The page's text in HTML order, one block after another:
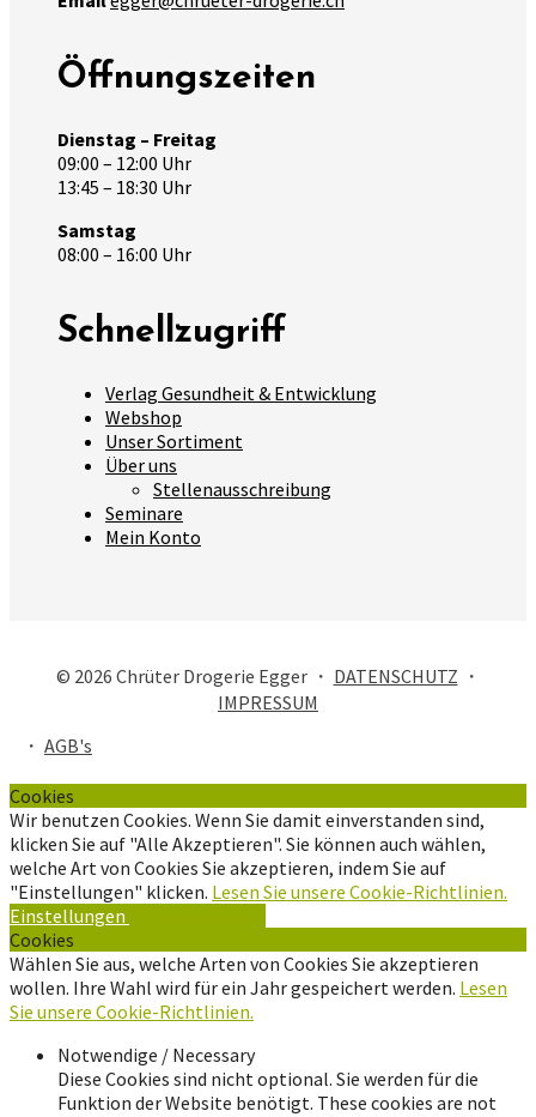
Öffnungszeiten
Dienstag – Freitag
09:00 – 12:00 Uhr
13:45 – 18:30 Uhr
Samstag
08:00 – 16:00 Uhr
Schnellzugriff
Verlag Gesundheit & Entwicklung
Webshop
Unser Sortiment
Über uns
Stellenausschreibung
Seminare
Mein Konto
© 2026 Chrüter Drogerie Egger ・ DATENSCHUTZ ・
IMPRESSUM
・ AGB's
Cookies
Wir benutzen Cookies. Wenn Sie damit einverstanden sind,
klicken Sie auf "Alle Akzeptieren". Sie können auch wählen,
welche Art von Cookies Sie akzeptieren, indem Sie auf
"Einstellungen" klicken. Lesen Sie unsere Cookie-Richtlinien.
Einstellungen
Cookies
Wählen Sie aus, welche Arten von Cookies Sie akzeptieren
wollen. Ihre Wahl wird für ein Jahr gespeichert werden. Lesen
Sie unsere Cookie-Richtlinien.
Notwendige / Necessary
Diese Cookies sind nicht optional. Sie werden für die
Funktion der Website benötigt. These cookies are not